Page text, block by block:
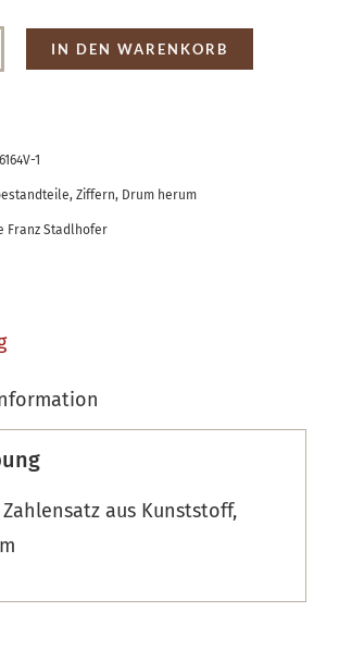
IN DEN WARENKORB
1
, Ziffern, Drum herum
Franz Stadlhofer
aus Kunststoff,